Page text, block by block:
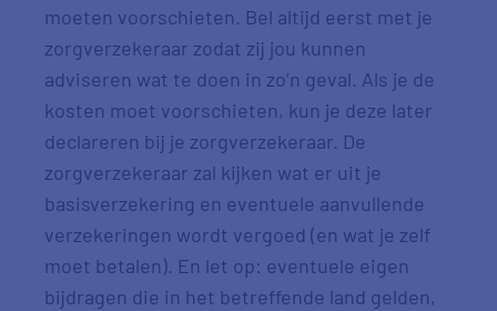
moeten voorschieten. Bel altijd eerst met je
zorgverzekeraar zodat zij jou kunnen
adviseren wat te doen in zo’n geval. Als je de
kosten moet voorschieten, kun je deze later
declareren bij je zorgverzekeraar. De
zorgverzekeraar zal kijken wat er uit je
basisverzekering en eventuele aanvullende
verzekeringen wordt vergoed (en wat je zelf
moet betalen). En let op: eventuele eigen
bijdragen die in het betreffende land gelden,